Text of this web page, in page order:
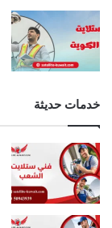
خدمات حديثة